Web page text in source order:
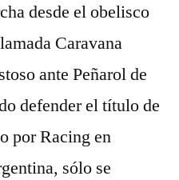
desde el obelisco
Caravana
ante Peñarol de
defender el título de
por Racing en
sólo se